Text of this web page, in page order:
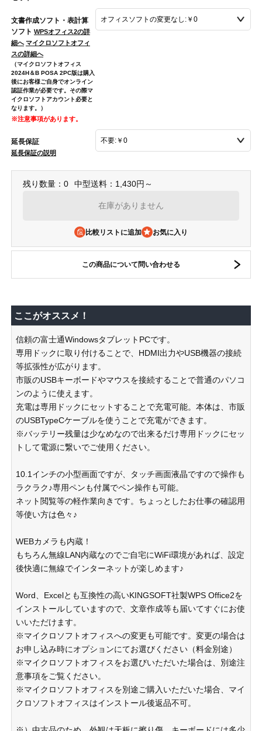
文書作成ソフト・表計算
ソフト WPSオフィス2の詳
細へ マイクロソフトオフィ
スの詳細へ
（マイクロソフトオフィス
2024H＆B POSA 2PC版は購入
後にお客様ご自身でオンライン
認証作業が必要です。その際マ
イクロソフトアカウント必要と
なります。）
※注意事項があります。
延長保証
延長保証の説明
残り数量：0 中型送料：1,430円～
在庫がありません
比較リストに追加
この商品について問い合わせる
ここがオススメ！
信頼の富士通WindowsタブレットPCです。
専用ドックに取り付けることで、HDMI出力やUSB機器の接続
等拡張性が広がります。
市販のUSBキーボードやマウスを接続することで普通のパソコ
ンのように使えます。
充電は専用ドックにセットすることで充電可能。本体は、市販
のUSBTypeCケーブルを使うことで充電ができます。
※バッテリー残量は少なめなので出来るだけ専用ドックにセッ
トして電源に繋いでご使用ください。
10.1インチの小型画面ですが、タッチ画面液晶ですので操作も
ラクラク♪専用ペンも付属でペン操作も可能。
ネット閲覧等の軽作業向きです。ちょっとしたお仕事の確認用
等使い方は色々♪
WEBカメラも内蔵！
もちろん無線LAN内蔵なのでご自宅にWiFi環境があれば、設定
後快適に無線でインターネットが楽しめます♪
Word、Excelとも互換性の高いKINGSOFT社製WPS Office2を
インストールしていますので、文章作成等も届いてすぐにお使
いいただけます。
※マイクロソフトオフィスへの変更も可能です。変更の場合は
お申し込み時にオプションにてお選びください（料金別途）
※マイクロソフトオフィスをお選びいただいた場合は、別途注
意事項をご覧ください。
※マイクロソフトオフィスを別途ご購入いただいた場合、マイ
クロソフトオフィスはインストール後返品不可。